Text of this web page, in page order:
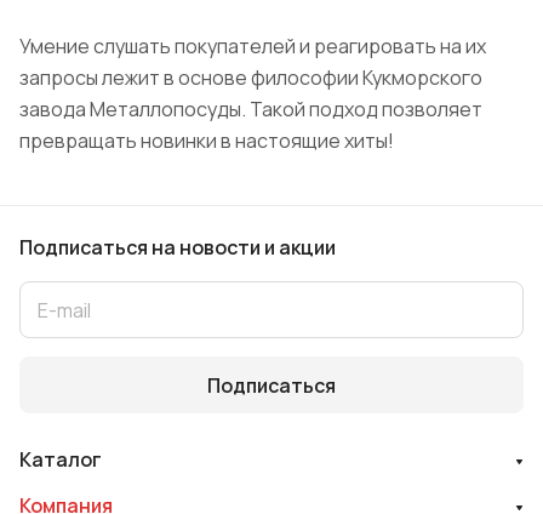
Умение слушать покупателей и реагировать на их
запросы лежит в основе философии Кукморского
завода Металлопосуды. Такой подход позволяет
превращать новинки в настоящие хиты!
Подписаться на новости и акции
Подписаться
Каталог
Компания